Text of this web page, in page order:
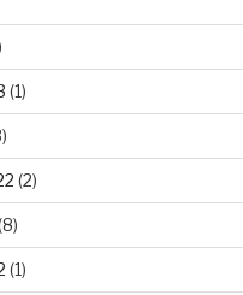
(1)
(2)
(1)